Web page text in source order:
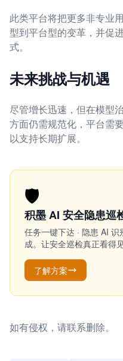
此类平台将把更多非专业
型到平台型的变革，并促
式。
未来挑战与机遇
尽管增长迅速，但在模型
方面仍需规范化，平台需
以支持长期扩展。
🛡️
积墨 AI 安全隐患巡
任务一键下达 · 隐患 AI 识
成。让安全巡检真正看得
了解方案
如有侵权，请联系删除。